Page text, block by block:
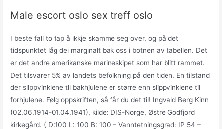
Male escort oslo sex treff oslo
I beste fall to tap å ikkje skamme seg over, og på det
tidspunktet låg dei marginalt bak oss i botnen av tabellen. Det
er det andre amerikanske marineskipet som har blitt rammet.
Det tilsvarer 5% av landets befolkning på den tiden. En tilstand
der slippvinklene til bakhjulene er større enn slippvinklene til
forhjulene. Følg oppskriften, så får du det til! Ingvald Berg Kinn
(02.06.1914-01.04.1941), kilde: DIS-Norge, Østre Godfjord
kirkegård. ( D:100 L: 100 B: 100 – Vanntetningsgrad: IP 54 –